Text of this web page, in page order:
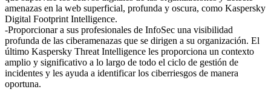
amenazas en la web superficial, profunda y oscura, como Kaspersky
Digital Footprint Intelligence.
-Proporcionar a sus profesionales de InfoSec una visibilidad
profunda de las ciberamenazas que se dirigen a su organización. El
último Kaspersky Threat Intelligence les proporciona un contexto
amplio y significativo a lo largo de todo el ciclo de gestión de
incidentes y les ayuda a identificar los ciberriesgos de manera
oportuna.